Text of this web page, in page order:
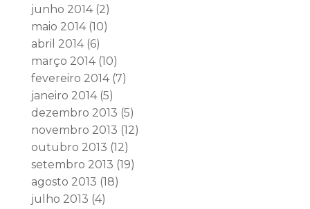
junho 2014(2)
maio 2014(10)
abril 2014(6)
março 2014(10)
fevereiro 2014(7)
janeiro 2014(5)
dezembro 2013 (5)
novembro 2013 (12)
outubro 2013 (12)
setembro 2013 (19)
agosto 2013 (18)
julho 2013 (4)